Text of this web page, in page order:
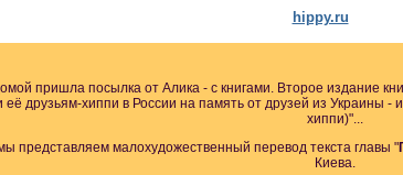
hippy.ru
пришла посылка от Алика - с книгами. Второе издание
друзьям-хиппи в России на память от друзей из Украины -
хиппи)"...
представляем малохудожественный перевод текста главы "
Киева.